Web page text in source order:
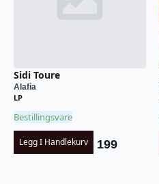
Sidi Toure
Alafia
LP
Bestillingsvare
Legg I Handlekurv 199